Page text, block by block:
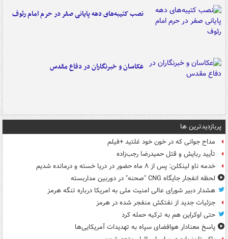
نصب کتیبه‌های دهه پایانی صفر در حرم امام رئوف
عکاسان و خبرنگاران در دفاع مقدس
پربازدیدترین ها
مداح جوانی که در خون خود غلتید +فیلم
تأیید ربایش و قتل حمیدرضا رجب‌زاده
خدمه ناو لینکلن: پس از ۸ ماه حضور در دریا خسته و درمانده‌ شدیم
لحظه انفجار جایگاه CNG "صحنه" در دوربین مداربسته
هشدار دبیر شورای عالی امنیت ملی به امریکا درباره تنگه هرمز
جزئیات جدید از نفتکش منفجر شده در هرمز
حتی اوکراین هم به ترکیه حمله کرد
پاسخ معنادار هوافضای سپاه به تهدیدات آمریکایی‌ها